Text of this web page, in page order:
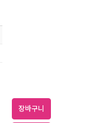
장바구니